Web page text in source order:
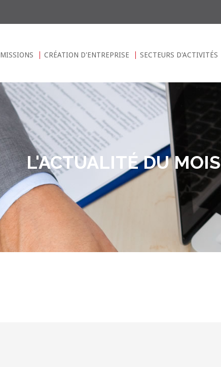
MISSIONS CRÉATION D'ENTREPRISE SECTEURS D'ACTIVITÉS
L'ACTUALITÉ DU MOIS